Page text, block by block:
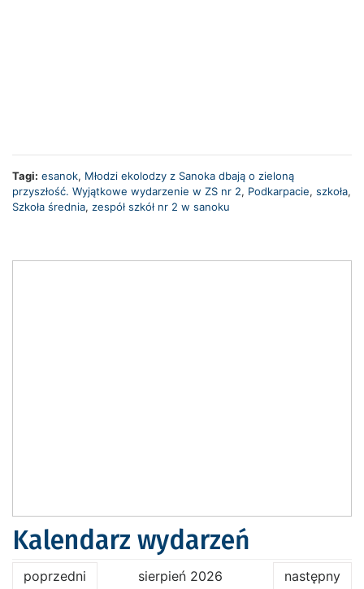
Tagi: esanok, Młodzi ekolodzy z Sanoka dbają o zieloną
przyszłość. Wyjątkowe wydarzenie w ZS nr 2, Podkarpacie, szkoła,
Szkoła średnia, zespół szkół nr 2 w sanoku
Kalendarz wydarzeń
poprzedni sierpień 2026 następny